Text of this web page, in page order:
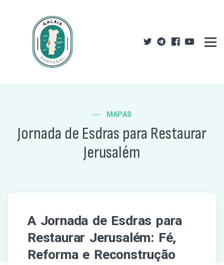
MAPAS
Jornada de Esdras para Restaurar
Jerusalém
A Jornada de Esdras para
Restaurar Jerusalém: Fé,
Reforma e Reconstrução